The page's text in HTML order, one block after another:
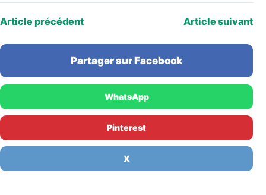
Article précédent Article suivant
Partager sur Facebook
WhatsApp
Pinterest
X